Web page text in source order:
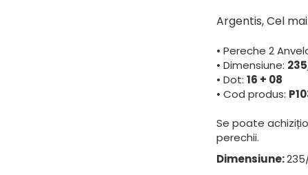
Argentis, Cel
• Pereche 2
• Dimensiune:
• Dot: 16 + 08
• Cod produs:
Se poate
perechii.
Dimensiune: